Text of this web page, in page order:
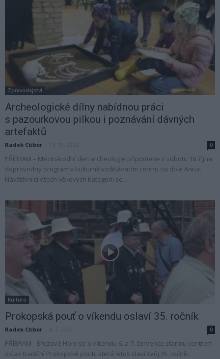
Zpravodajství
Archeologické dílny nabídnou práci
s pazourkovou pilkou i poznávání dávných
artefaktů
Radek Ctibor 0
PŘÍBRAM – Mezinárodní den archeologie připomene v sobotu 18. října
doprovodný program v kulturně vzdělávacím centru na dole Anna.
Návštěvníci všech věkových kategorií se...
Kultura
Prokopská pouť o víkendu oslaví 35. ročník
Radek Ctibor 0
PŘÍBRAM - Březové Hory se o víkendu 6. a 7. července stanou centrem
oslav tradiční Prokopské pouti, která letos slaví svůj 35. ročník.